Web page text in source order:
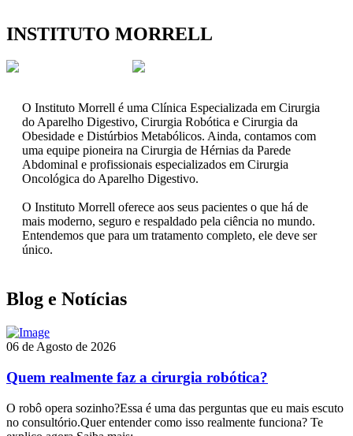
INSTITUTO MORRELL
O Instituto Morrell é uma Clínica Especializada em Cirurgia
do Aparelho Digestivo, Cirurgia Robótica e Cirurgia da
Obesidade e Distúrbios Metabólicos. Ainda, contamos com
uma equipe pioneira na Cirurgia de Hérnias da Parede
Abdominal e profissionais especializados em Cirurgia
Oncológica do Aparelho Digestivo.
O Instituto Morrell oferece aos seus pacientes o que há de
mais moderno, seguro e respaldado pela ciência no mundo.
Entendemos que para um tratamento completo, ele deve ser
único.
Blog e Notícias
06 de Agosto de 2026
Quem realmente faz a cirurgia robótica?
O robô opera sozinho?Essa é uma das perguntas que eu mais escuto
no consultório.Quer entender como isso realmente funciona? Te